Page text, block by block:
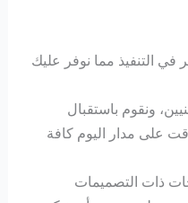
في التنفيذ مما نوفر عليك
ونقوم باستقبال
على مدار اليوم كافة
ذات التصميمات